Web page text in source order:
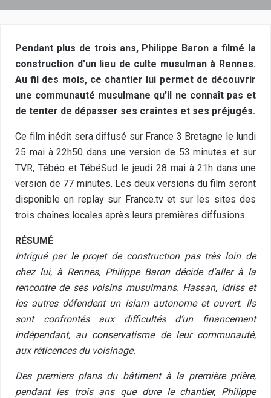
Pendant plus de trois ans, Philippe Baron a filmé la
construction d’un lieu de culte musulman à Rennes.
Au fil des mois, ce chantier lui permet de découvrir
une communauté musulmane qu’il ne connaît pas et
de tenter de dépasser ses craintes et ses préjugés.
Ce film inédit sera diffusé sur France 3 Bretagne le lundi
25 mai à 22h50 dans une version de 53 minutes et sur
TVR, Tébéo et TébéSud le jeudi 28 mai à 21h dans une
version de 77 minutes. Les deux versions du film seront
disponible en replay sur France.tv et sur les sites des
trois chaînes locales après leurs premières diffusions.
RÉSUMÉ
Intrigué par le projet de construction pas très loin de
chez lui, à Rennes, Philippe Baron décide d’aller à la
rencontre de ses voisins musulmans. Hassan, Idriss et
les autres défendent un islam autonome et ouvert. Ils
sont confrontés aux difficultés d’un financement
indépendant, au conservatisme de leur communauté,
aux réticences du voisinage.
Des premiers plans du bâtiment à la première prière,
pendant les trois ans que dure le chantier, Philippe